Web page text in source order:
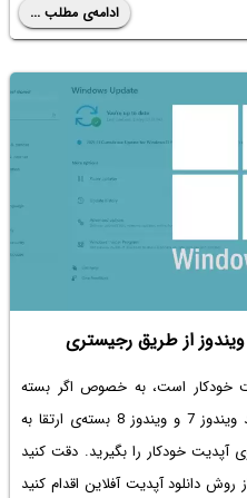
ادامه‌ی مطلب ...
از طریق رجیستری
خودکار است، به خصوص اگر بسته
اینترنت ارزان نداشته باشید یا نخواهید ویندوز 7 و ویندوز 8 بسته‌ی ارتقا به
جلوی آپدیت خودکار را بگیرید. دقت کنید
دانلود آپدیت آفلاین اقدام کنید